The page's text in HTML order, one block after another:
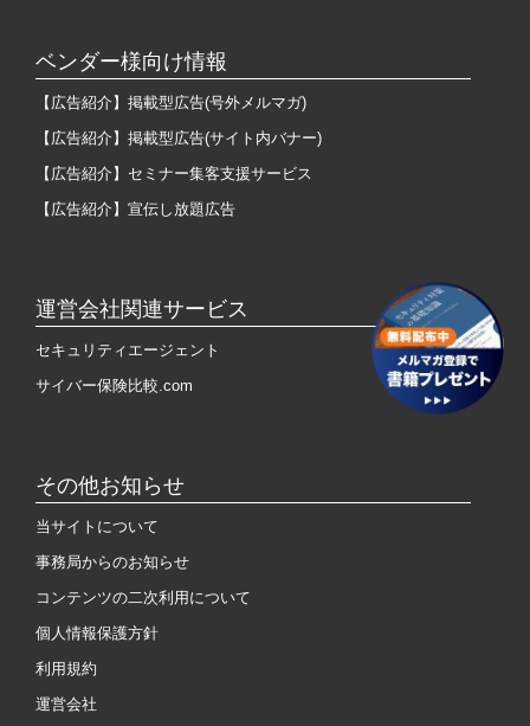
ベンダー様向け情報
【広告紹介】掲載型広告(号外メルマガ)
【広告紹介】掲載型広告(サイト内バナー)
【広告紹介】セミナー集客支援サービス
【広告紹介】宣伝し放題広告
運営会社関連サービス
セキュリティエージェント
サイバー保険比較.com
その他お知らせ
当サイトについて
事務局からのお知らせ
コンテンツの二次利用について
個人情報保護方針
利用規約
運営会社